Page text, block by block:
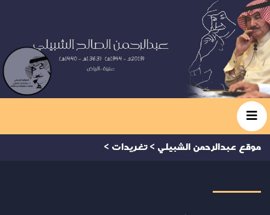
موقع عبدالرحمن الشبيلي > تغريدات >